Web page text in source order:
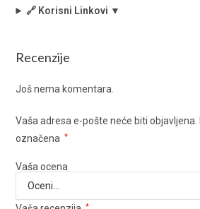
🔗 Korisni Linkovi ▼
Recenzije
Još nema komentara.
Vaša adresa e-pošte neće biti objavljena.
označena
*
Vaša ocena
*